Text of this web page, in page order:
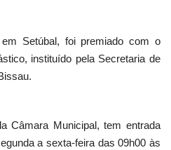
Setúbal, foi premiado com o
instituído pela Secretaria de
Câmara Municipal, tem entrada
a sexta-feira das 09h00 às